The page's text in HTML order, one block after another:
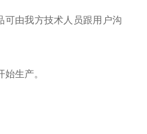
可由我方技术人员跟用户沟
生产。